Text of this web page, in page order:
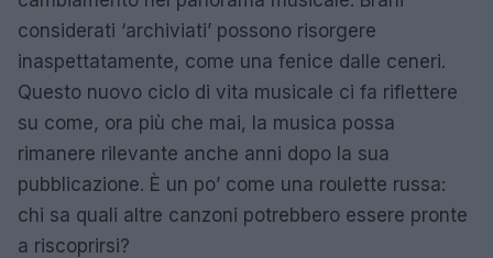
considerati ‘archiviati’ possono risorgere
inaspettatamente, come una fenice dalle ceneri.
Questo nuovo ciclo di vita musicale ci fa riflettere
su come, ora più che mai, la musica possa
rimanere rilevante anche anni dopo la sua
pubblicazione. È un po’ come una roulette russa:
chi sa quali altre canzoni potrebbero essere pronte
a riscoprirsi?